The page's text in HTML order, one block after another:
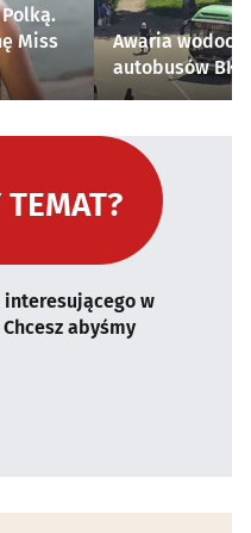
Miss
Awaria
autobusów
interesującego w
abyśmy